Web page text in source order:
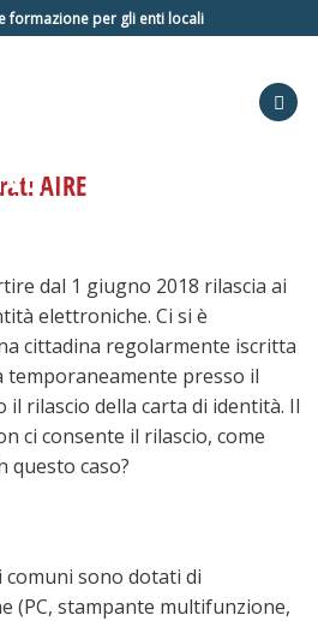
formazione per gli enti locali
AIRE
dal 1 giugno 2018 rilascia ai
elettroniche. Ci si è
cittadina regolarmente iscritta
temporaneamente presso il
il rilascio della carta di identità. Il
ci consente il rilascio, come
questo caso?
comuni sono dotati di
(PC, stampante multifunzione,